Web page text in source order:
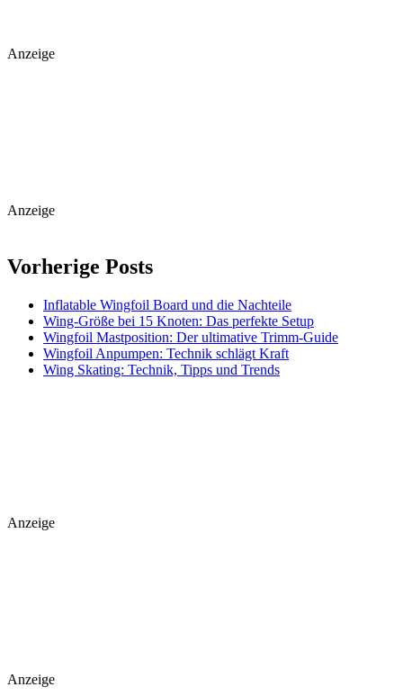
Anzeige
Anzeige
Vorherige Posts
Inflatable Wingfoil Board und die Nachteile
Wing-Größe bei 15 Knoten: Das perfekte Setup
Wingfoil Mastposition: Der ultimative Trimm-Guide
Wingfoil Anpumpen: Technik schlägt Kraft
Wing Skating: Technik, Tipps und Trends
Anzeige
Anzeige